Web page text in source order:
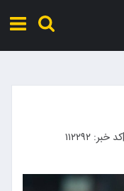
|کد خبر: ۱۱۲۲۹۲